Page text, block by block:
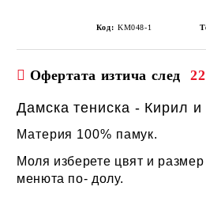
Код: KM048-1
Офертата изтича след
Дамска тениска - Кирил
Материя 100% памук.
Моля изберете цвят и
менюта по- долу.